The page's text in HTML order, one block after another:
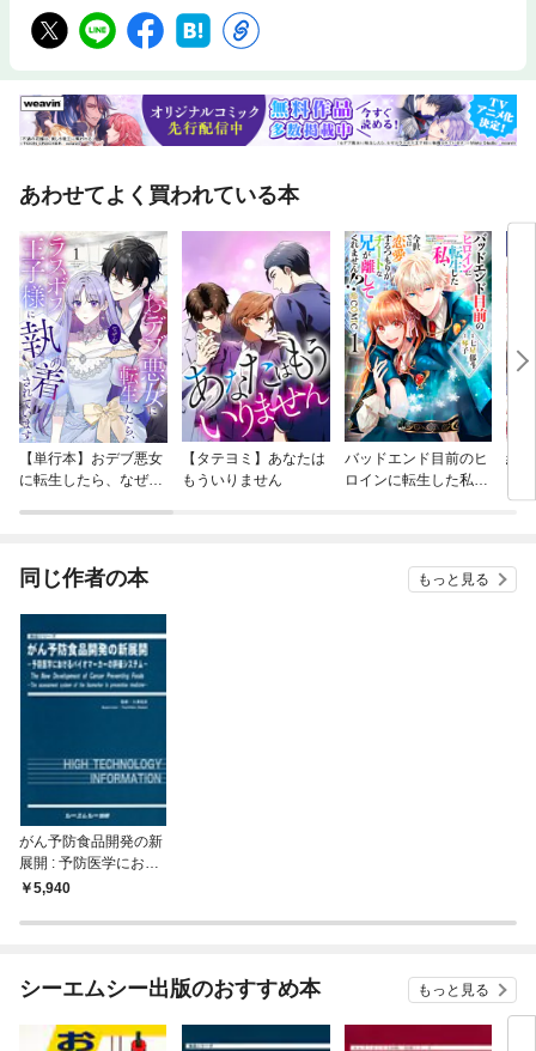
あわせてよく買われている本
【単行本】おデブ悪女
に転生したら、なぜか
【タテヨミ】あなたは
もういりません
バッドエンド目前のヒ
ロインに転生した私、
結
同じ作者の本 もっと見る
がん予防食品開発の新
展開 : 予防医学におけ
るバイオマーカーの評
5,940
シーエムシー出版のおすすめ本 もっと見る